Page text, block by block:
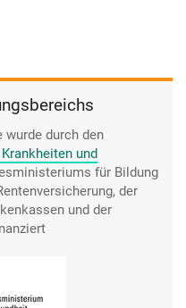
Aber der- mein-
vielleicht den
nicht. Also man steckt
wurde durch den
und
für Bildung
der
und der